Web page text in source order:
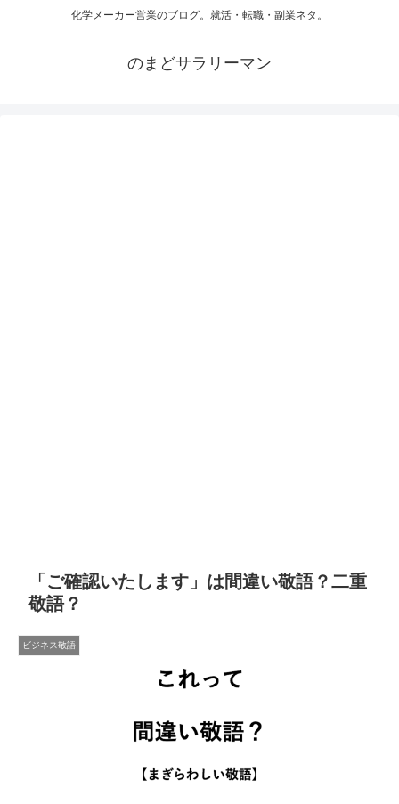
化学メーカー営業のブログ。就活・転職・副業ネタ。
のまどサラリーマン
「ご確認いたします」は間違い敬語？二重
敬語？
ビジネス敬語